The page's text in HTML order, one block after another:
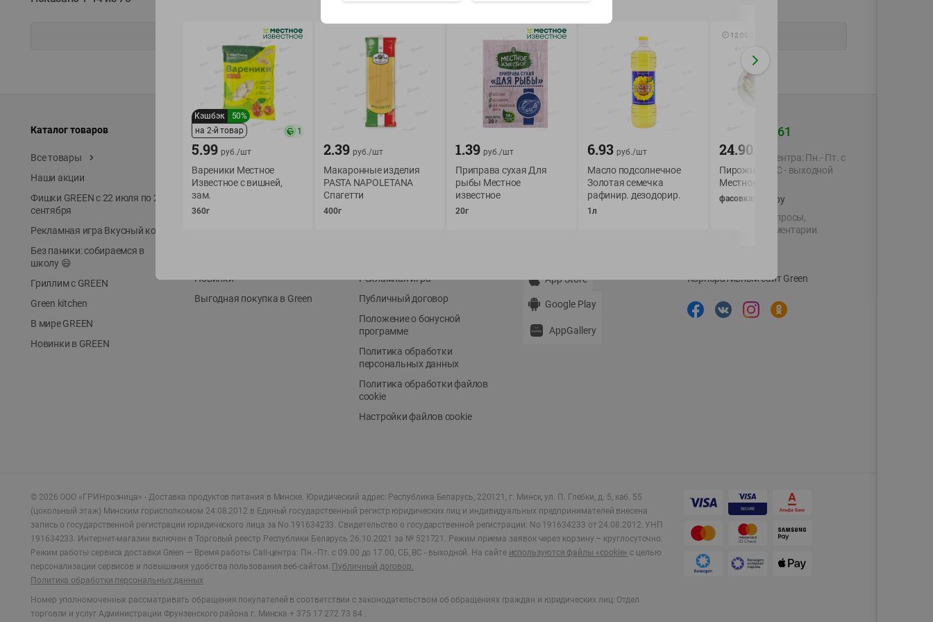
Показать 15-28 из 78
Каталог товаров
Все товары
Наши акции
Фишки GREEN с 22 июля по 22
сентября
Рекламная игра Вкусный код
Без паники: собираемся в
школу 😄
Гриллим с GREEN
Green kitchen
В мире GREEN
Новинки в GREEN
Специально для вас
Акции
Местное известное
ЭКОлиния
Новинки
Выгодная покупка в Green
О сервисе
Оплата
Условия доставки
Возврат товара
Рекламная игра
Публичный договор
Положение о бонусной
программе
Политика обработки
персональных данных
Политика обработки файлов
cookie
Настройки файлов cookie
Мой Green
История покупок
Мои товары
Обратная связь
App Store
Google Play
AppGallery
+375 44 560-60-61
Время работы Call-центра: Пн.- Пт. с
09.00 до 17.00, СБ, ВС - выходной
shop@green-market.by
Пишите нам свои вопросы,
предложения и комментарии
Корпоративный сайт Green
© 2026 ООО «ГРИНрозница» - Доставка продуктов питания в Минске. Юридический адрес: Республика Беларусь, 220121, г. Минск, ул. П. Глебки, д. 5, каб. 55
(цокольный этаж) Минским горисполкомом 24.08.2012 в Единый государственный регистр юридических лиц и индивидуальных предпринимателей внесена
запись о государственной регистрации юридического лица за No 191634233. Свидетельство о государственной регистрации: No 191634233 от 24.08.2012. УНП
191634233. Интернет-магазин включен в Торговый реестр Республики Беларусь 26.10.2021 за № 521721. Режим приема заявок через корзину – круглосуточно.
Режим работы сервиса доставки Green — Время работы Call-центра: Пн.- Пт. с 09.00 до 17.00, СБ, ВС - выходной. На сайте используются файлы «cookie» с целью
персонализации сервисов и повышения удобства пользования веб-сайтом. Публичный договор.
Политика обработки персональных данных
Номер уполномоченных рассматривать обращения покупателей в соответствии с законодательством об обращениях граждан и юридических лиц: Отдел
торговли и услуг Администрации Фрунзенского района г. Минска + 375 17 272 73 84 .
Кэшбэк
50%
на 2-й товар
1
5.99 руб./шт
Вареники Местное
Известное с вишней,
зам.
360г
2.39 руб./шт
Макаронные изделия
PASTA NAPOLETANA
Спагетти
400г
1.39 руб./шт
Приправа сухая Для
рыбы Местное
известное
20г
6.93 руб./шт
Масло подсолнечное
Золотая семечка
рафинир. дезодорир.
1л
🕘 12:00
24.90
Пирожное ГРИН
Местное Известное
фасовка:0,45-0,75кг